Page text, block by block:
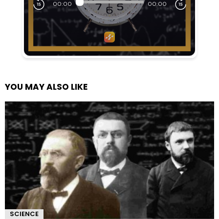
YOU MAY ALSO LIKE
SCIENCE